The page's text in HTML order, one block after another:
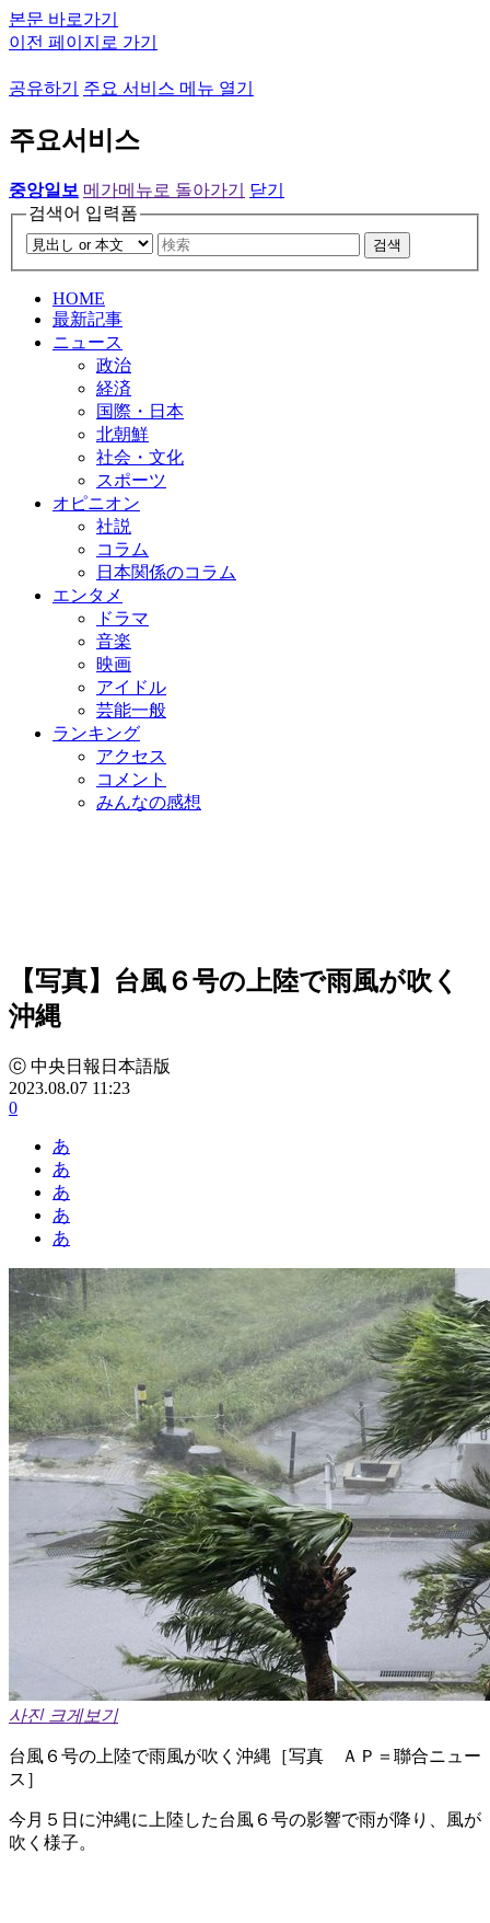
본문 바로가기
이전 페이지로 가기
공유하기 주요 서비스 메뉴 열기
주요서비스
중앙일보 메가메뉴로 돌아가기
닫기
검색어 입력폼
검색
HOME
最新記事
ニュース
政治
経済
国際・日本
北朝鮮
社会・文化
スポーツ
オピニオン
社説
コラム
日本関係のコラム
エンタメ
ドラマ
音楽
映画
アイドル
芸能一般
ランキング
アクセス
コメント
みんなの感想
【写真】台風６号の上陸で雨風が吹く
沖縄
ⓒ 中央日報日本語版
2023.08.07 11:23
0
あ
あ
あ
あ
あ
사진 크게보기
台風６号の上陸で雨風が吹く沖縄［写真 ＡＰ＝聯合ニュー
ス］
今月５日に沖縄に上陸した台風６号の影響で雨が降り、風が
吹く様子。